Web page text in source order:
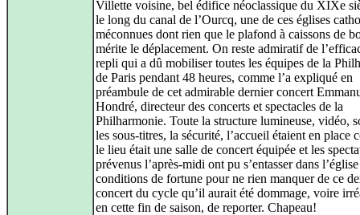
Villette voisine, bel édifice néoclassique du XIXe
le long du canal de l’Ourcq, une de ces églises
méconnues dont rien que le plafond à caissons de
mérite le déplacement. On reste admiratif de
repli qui a dû mobiliser toutes les équipes de la
de Paris pendant 48 heures, comme l’a expliqué en
préambule de cet admirable dernier concert
Hondré, directeur des concerts et spectacles de la
Philharmonie. Toute la structure lumineuse, vidéo,
les sous-titres, la sécurité, l’accueil étaient en place
le lieu était une salle de concert équipée et les
prévenus l’après-midi ont pu s’entasser dans
conditions de fortune pour ne rien manquer de ce
concert du cycle qu’il aurait été dommage, voire
en cette fin de saison, de reporter. Chapeau!